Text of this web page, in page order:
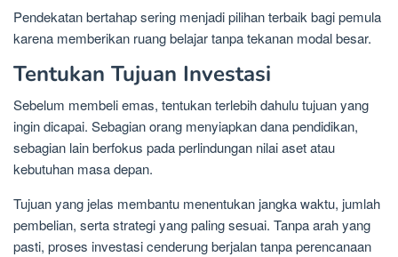
Pendekatan bertahap sering menjadi pilihan terbaik bagi pemula
karena memberikan ruang belajar tanpa tekanan modal besar.
Tentukan Tujuan Investasi
Sebelum membeli emas, tentukan terlebih dahulu tujuan yang
ingin dicapai. Sebagian orang menyiapkan dana pendidikan,
sebagian lain berfokus pada perlindungan nilai aset atau
kebutuhan masa depan.
Tujuan yang jelas membantu menentukan jangka waktu, jumlah
pembelian, serta strategi yang paling sesuai. Tanpa arah yang
pasti, proses investasi cenderung berjalan tanpa perencanaan